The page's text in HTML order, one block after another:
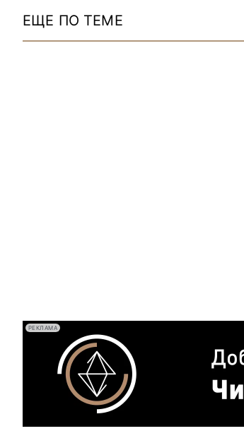
ЕЩЕ ПО ТЕМЕ
РЕКЛАМА